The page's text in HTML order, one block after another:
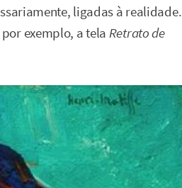
ligadas à realidade.
exemplo, a tela Retrato de